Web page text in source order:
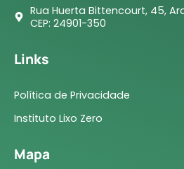
Rua Huerta Bittencourt, 45,
CEP: 24901-350
Links
Política de Privacidade
Instituto Lixo Zero
Mapa